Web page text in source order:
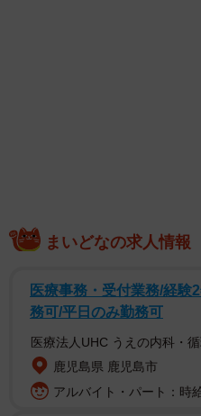
表。「当たり前のようにそば
しいです」と、つらい胸の
まいどなの求人情報
医療事務・受付業務/経験
務可/平日のみ勤務可
医療法人UHC うえの内科・
鹿児島県 鹿児島市
アルバイト・パート：時